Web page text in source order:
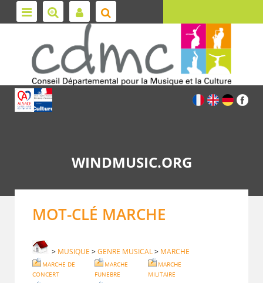
WINDMUSIC.ORG
MOT-CLÉ MARCHE
> MUSIQUE >GENRE MUSICAL> MARCHE
MARCHE DE
CONCERT
MARCHE
FUNEBRE
MARCHE
MILITAIRE